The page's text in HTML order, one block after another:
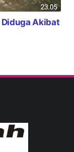
Diduga Akibat